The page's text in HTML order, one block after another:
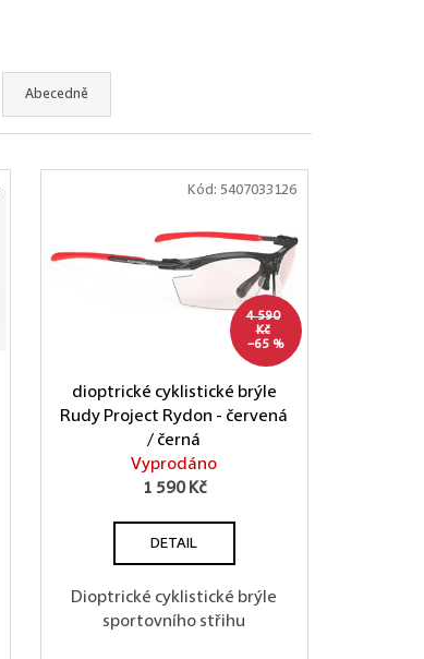
Abecedně
4 590
Kč
–65 %
dioptrické cyklistické brýle
Rudy Project Rydon - červená
/ černá
Vyprodáno
1 590 Kč
DETAIL
Dioptrické cyklistické brýle
sportovního střihu
Kód: 5407033126